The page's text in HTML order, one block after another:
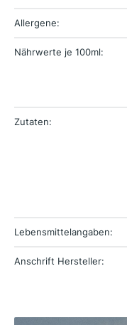
Allergene:
Nährwerte je 100ml:
Zutaten:
Lebensmittelangaben:
Anschrift Hersteller: